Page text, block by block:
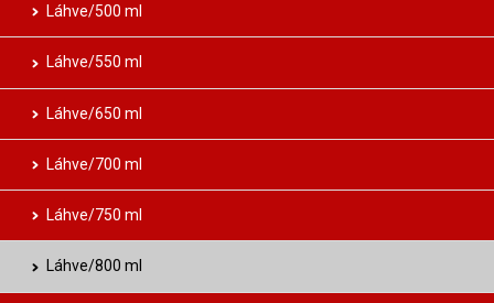
Láhve/500 ml
Láhve/550 ml
Láhve/650 ml
Láhve/700 ml
Láhve/750 ml
Láhve/800 ml